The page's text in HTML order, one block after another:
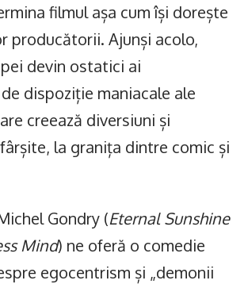
filmul așa cum își dorește
producătorii. Ajunși acolo,
devin ostatici ai
dispoziție maniacale ale
creează diversiuni și
la granița dintre comic și
Gondry (Eternal Sunshine
Mind) ne oferă o comedie
egocentrism și „demonii